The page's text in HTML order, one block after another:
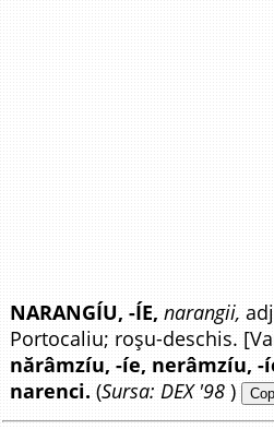
NARANGÍU, -ÍE, narangii,
Portocaliu; roșu-deschis.
nărâmzíu, -íe, nerâmzíu, -
narenci. (Sursa: DEX '98 )